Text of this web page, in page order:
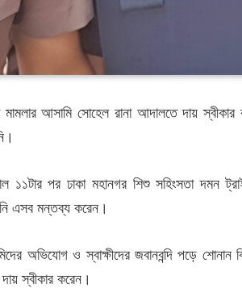
মামলার আসামি সোহেল রানা আদালতে দায়
পর ঢাকা মহানগর শিশু সহিংসতা দমন
এসব মন্তব্য করেন।
অভিযোগ ও স্বাক্ষীদের জবানবন্দি পড়ে শোনান
স্বীকার করেন।